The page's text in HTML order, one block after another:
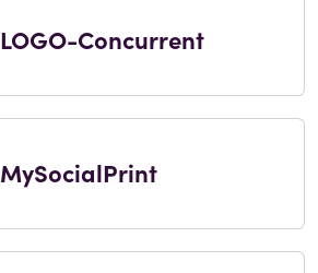
LOGO-Concurrent
MySocialPrint